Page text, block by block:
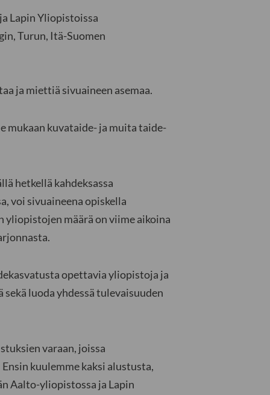
Lapin Yliopistoissa
Turun, Itä-Suomen
ja miettiä sivuaineen asemaa.
mukaan kuvataide- ja muita taide-
hetkellä kahdeksassa
voi sivuaineena opiskella
määrä on viime aikoina
opettavia yliopistoja ja
luoda yhdessä tulevaisuuden
varaan, joissa
kuulemme kaksi alustusta,
Aalto-yliopistossa ja Lapin